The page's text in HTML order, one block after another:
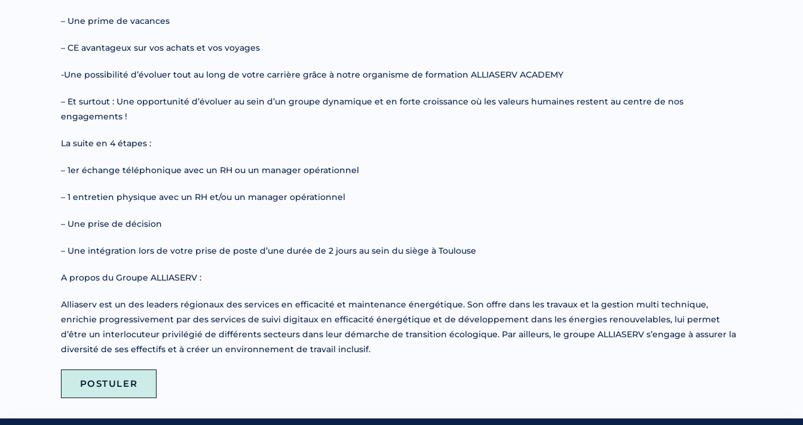
– Une prime de vacances
– CE avantageux sur vos achats et vos voyages
-Une possibilité d’évoluer tout au long de votre carrière grâce à notre organisme de formation ALLIASERV ACADEMY
– Et surtout : Une opportunité d’évoluer au sein d’un groupe dynamique et en forte croissance où les valeurs humaines restent au centre de nos
engagements !
La suite en 4 étapes :
– 1er échange téléphonique avec un RH ou un manager opérationnel
– 1 entretien physique avec un RH et/ou un manager opérationnel
– Une prise de décision
– Une intégration lors de votre prise de poste d’une durée de 2 jours au sein du siège à Toulouse
A propos du Groupe ALLIASERV :
Alliaserv est un des leaders régionaux des services en efficacité et maintenance énergétique. Son offre dans les travaux et la gestion multi technique,
enrichie progressivement par des services de suivi digitaux en efficacité énergétique et de développement dans les énergies renouvelables, lui permet
d’être un interlocuteur privilégié de différents secteurs dans leur démarche de transition écologique. Par ailleurs, le groupe ALLIASERV s’engage à assurer la
diversité de ses effectifs et à créer un environnement de travail inclusif.
POSTULER